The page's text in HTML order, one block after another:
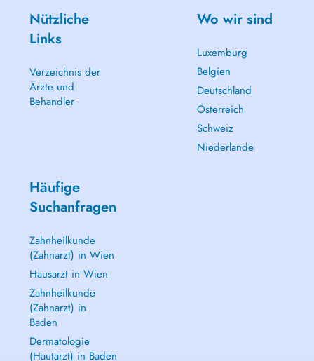
Nützliche
Links
Verzeichnis der
Ärzte und
Behandler
Wo wir sind
Luxemburg
Belgien
Deutschland
Österreich
Schweiz
Niederlande
Häufige
Suchanfragen
Zahnheilkunde
(Zahnarzt) in Wien
Hausarzt in Wien
Zahnheilkunde
(Zahnarzt) in
Baden
Dermatologie
(Hautarzt) in Baden